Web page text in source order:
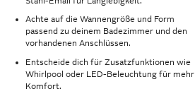
Achte auf die Wannengröße und Form
passend zu deinem Badezimmer und den
vorhandenen Anschlüssen.
Entscheide dich für Zusatzfunktionen wie
Whirlpool oder LED-Beleuchtung für mehr
Komfort.